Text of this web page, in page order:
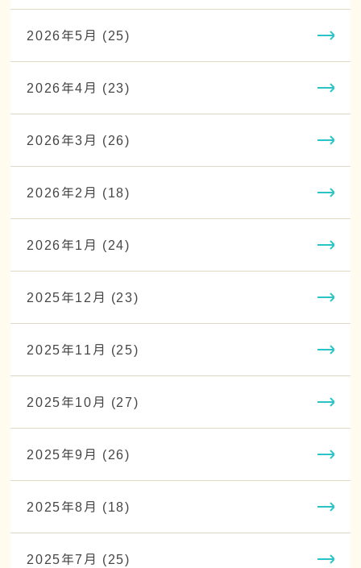
2026年5月 (25)
2026年4月 (23)
2026年3月 (26)
2026年2月 (18)
2026年1月 (24)
2025年12月 (23)
2025年11月 (25)
2025年10月 (27)
2025年9月 (26)
2025年8月 (18)
2025年7月 (25)